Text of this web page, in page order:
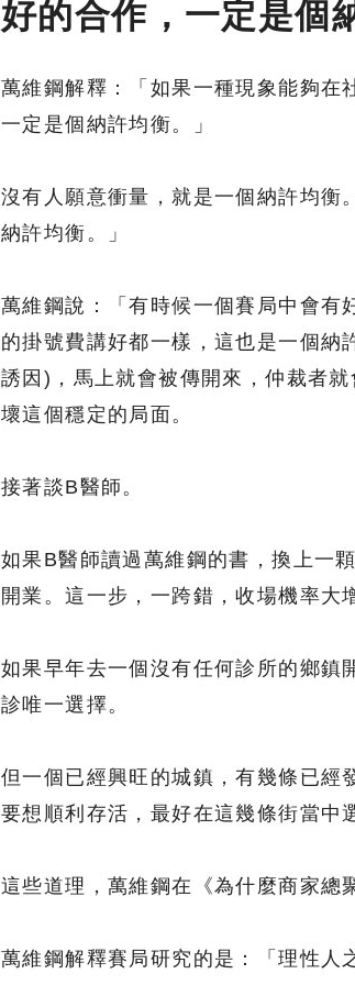
好的合作，一定是個
萬維鋼解釋：「如果一種現象能夠在
一定是個納許均衡。」
沒有人願意衝量，就是一個納許均衡
納許均衡。」
萬維鋼說：「有時候一個賽局中會有
的掛號費講好都一樣，這也是一個納
誘因)，馬上就會被傳開來，仲裁者
壞這個穩定的局面。
接著談B醫師。
如果B醫師讀過萬維鋼的書，換上一
開業。這一步，一跨錯，收場機率大
如果早年去一個沒有任何診所的鄉鎮
診唯一選擇。
但一個已經興旺的城鎮，有幾條已經
要想順利存活，最好在這幾條街當中
這些道理，萬維鋼在《為什麼商家總
萬維鋼解釋賽局研究的是：「理性人